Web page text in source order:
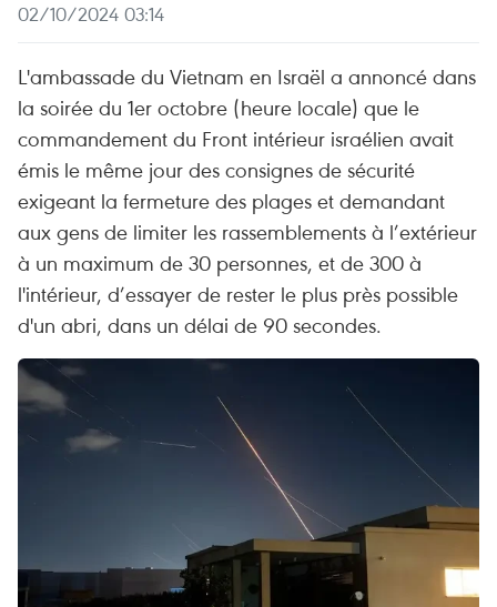
02/10/2024 03:14
L'ambassade du Vietnam en Israël a annoncé dans
la soirée du 1er octobre (heure locale) que le
commandement du Front intérieur israélien avait
émis le même jour des consignes de sécurité
exigeant la fermeture des plages et demandant
aux gens de limiter les rassemblements à l’extérieur
à un maximum de 30 personnes, et de 300 à
l'intérieur, d’essayer de rester le plus près possible
d'un abri, dans un délai de 90 secondes.